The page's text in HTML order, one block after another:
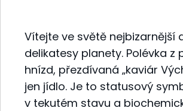
Vítejte ve světě nejbizarnější
delikatesy planety. Polévka z
hnízd, přezdívaná „kaviár
jen jídlo. Je to statusový
v tekutém stavu a